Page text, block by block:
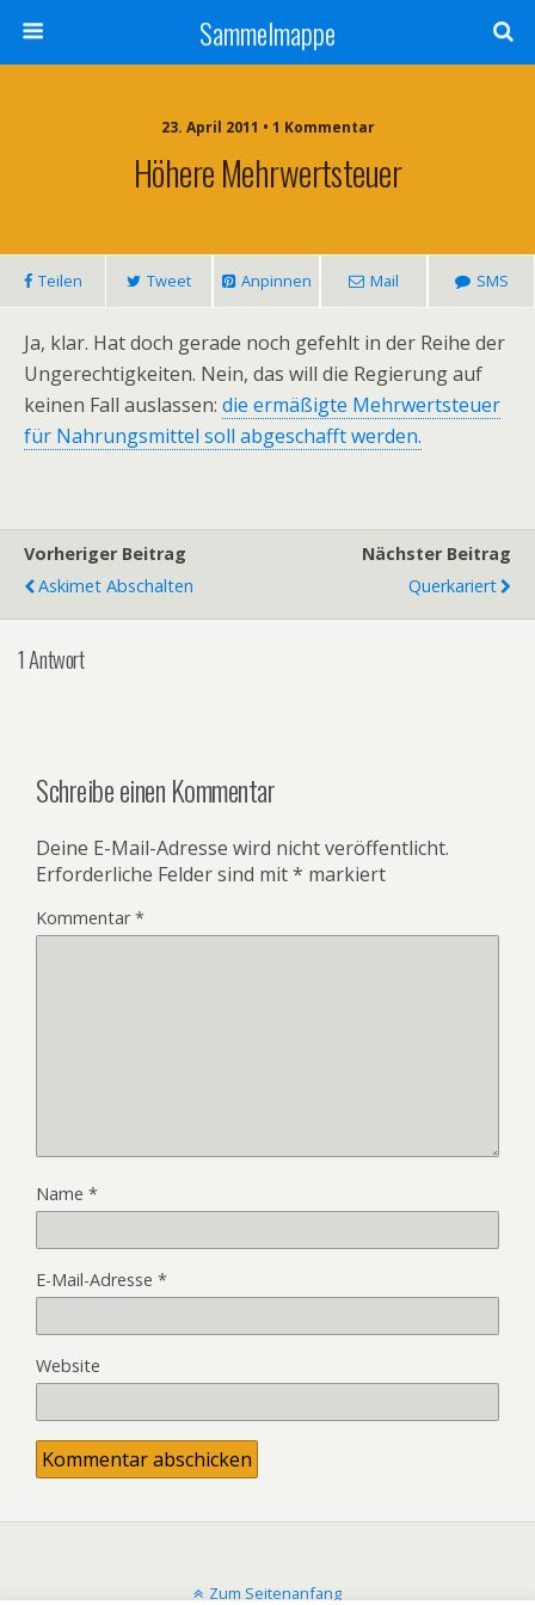
Sammelmappe
23. April 2011 • 1 Kommentar
Höhere Mehrwertsteuer
Teilen Tweet Anpinnen Mail SMS
Ja, klar. Hat doch gerade noch gefehlt in der Reihe der
Ungerechtigkeiten. Nein, das will die Regierung auf
keinen Fall auslassen: die ermäßigte Mehrwertsteuer
für Nahrungsmittel soll abgeschafft werden.
Vorheriger Beitrag
Askimet Abschalten
Nächster Beitrag
Querkariert
1 Antwort
Schreibe einen Kommentar
Deine E-Mail-Adresse wird nicht veröffentlicht.
Erforderliche Felder sind mit* markiert
Kommentar*
Name *
E-Mail-Adresse *
Website
Zum Seitenanfang